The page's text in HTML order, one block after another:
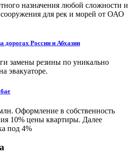
назначения любой сложности и
сооружения для рек и морей от ОАО
дорогах России и Абхазии
замены резины по уникально
эвакуаторе.
Оформление в собственность
10% цены квартиры. Далее
под 4%